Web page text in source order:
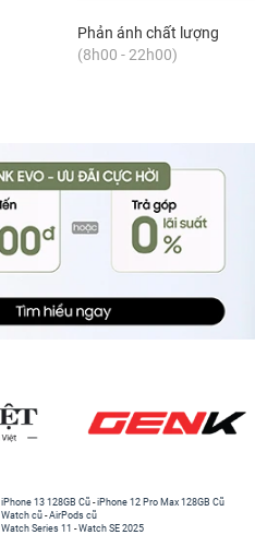
Phản ánh chất lượng
(8h00 - 22h00)
iPhone 13 128GB Cũ -iPhone 12 Pro Max 128GB Cũ
Watch cũ -AirPods cũ
Watch Series 11 -Watch SE 2025